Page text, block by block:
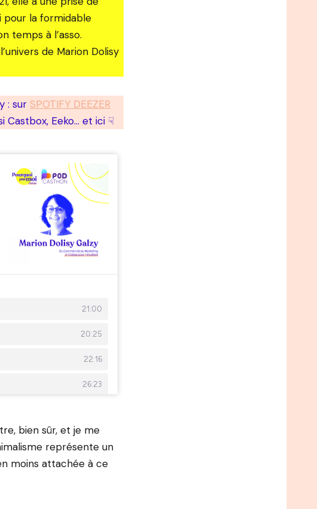
pour la formidable
temps à l’asso.
de Marion Dolisy
: sur SPOTIFY DEEZER
Castbox, Eeko… et ici ☟
bien sûr, et je me
représente un
moins attachée à ce